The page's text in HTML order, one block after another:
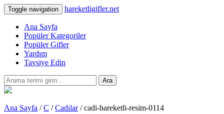
Toggle navigation hareketligifler.net
Ana Sayfa
Popüler Kategoriler
Popüler Gifler
Yardım
Tavsiye Edin
Ara
Ana Sayfa /C /Cadılar/ cadi-hareketli-resim-0114